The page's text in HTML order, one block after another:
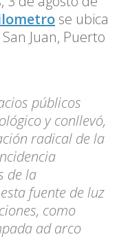
se ubica
Juan, Puerto
públicos
y conllevó,
radical de la
de la
fuente de luz
como
ad arco